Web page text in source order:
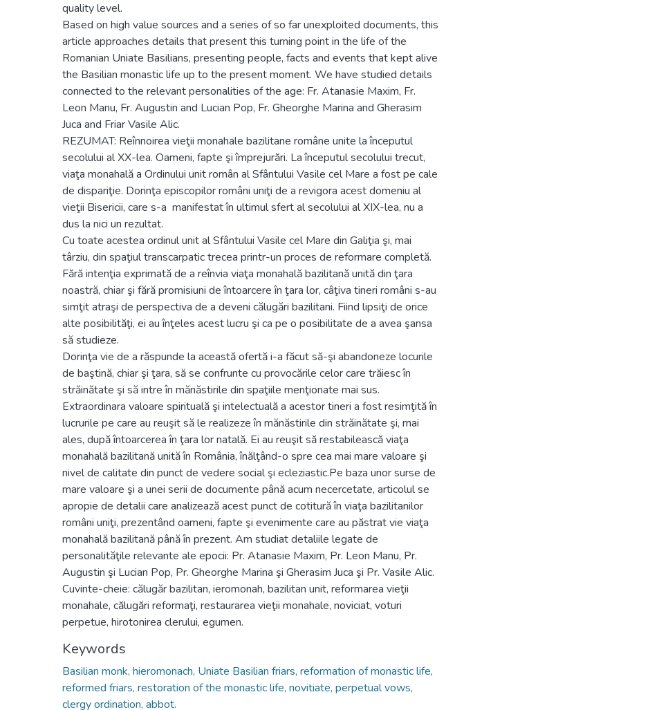
quality level.
Based on high value sources and a series of so far unexploited documents, this
article approaches details that present this turning point in the life of the
Romanian Uniate Basilians, presenting people, facts and events that kept alive
the Basilian monastic life up to the present moment. We have studied details
connected to the relevant personalities of the age: Fr. Atanasie Maxim, Fr.
Leon Manu, Fr. Augustin and Lucian Pop, Fr. Gheorghe Marina and Gherasim
Juca and Friar Vasile Alic.
REZUMAT: Reînnoirea vieţii monahale bazilitane române unite la începutul
secolului al XX-lea. Oameni, fapte şi împrejurări. La începutul secolului trecut,
viaţa monahală a Ordinului unit român al Sfântului Vasile cel Mare a fost pe cale
de dispariţie. Dorinţa episcopilor români uniţi de a revigora acest domeniu al
vieţii Bisericii, care s-a manifestat în ultimul sfert al secolului al XIX-lea, nu a
dus la nici un rezultat.
Cu toate acestea ordinul unit al Sfântului Vasile cel Mare din Galiţia şi, mai
târziu, din spaţiul transcarpatic trecea printr-un proces de reformare completă.
Fără intenţia exprimată de a reînvia viaţa monahală bazilitană unită din ţara
noastră, chiar şi fără promisiuni de întoarcere în ţara lor, câţiva tineri români s-au
simţit atraşi de perspectiva de a deveni călugări bazilitani. Fiind lipsiţi de orice
alte posibilităţi, ei au înţeles acest lucru şi ca pe o posibilitate de a avea şansa
să studieze.
Dorinţa vie de a răspunde la această ofertă i-a făcut să-şi abandoneze locurile
de baştină, chiar şi ţara, să se confrunte cu provocările celor care trăiesc în
străinătate şi să intre în mănăstirile din spaţiile menţionate mai sus.
Extraordinara valoare spirituală şi intelectuală a acestor tineri a fost resimţită în
lucrurile pe care au reuşit să le realizeze în mănăstirile din străinătate şi, mai
ales, după întoarcerea în ţara lor natală. Ei au reuşit să restabilească viaţa
monahală bazilitană unită în România, înălţând-o spre cea mai mare valoare şi
nivel de calitate din punct de vedere social şi ecleziastic.Pe baza unor surse de
mare valoare şi a unei serii de documente până acum necercetate, articolul se
apropie de detalii care analizează acest punct de cotitură în viaţa bazilitanilor
români uniţi, prezentând oameni, fapte şi evenimente care au păstrat vie viaţa
monahală bazilitană până în prezent. Am studiat detaliile legate de
personalităţile relevante ale epocii: Pr. Atanasie Maxim, Pr. Leon Manu, Pr.
Augustin şi Lucian Pop, Pr. Gheorghe Marina şi Gherasim Juca şi Pr. Vasile Alic.
Cuvinte-cheie: călugăr bazilitan, ieromonah, bazilitan unit, reformarea vieţii
monahale, călugări reformaţi, restaurarea vieţii monahale, noviciat, voturi
perpetue, hirotonirea clerului, egumen.
Keywords
Basilian monk, hieromonach, Uniate Basilian friars, reformation of monastic life,
reformed friars, restoration of the monastic life, novitiate, perpetual vows,
clergy ordination, abbot.